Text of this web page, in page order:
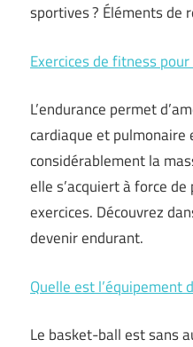
sportives ? Éléments de
Exercices de fitness
L’endurance permet
cardiaque et pulmonaire
considérablement la
elle s’acquiert à force
exercices. Découvrez
devenir endurant.
Quelle est l’équipement
Le basket-ball est sans